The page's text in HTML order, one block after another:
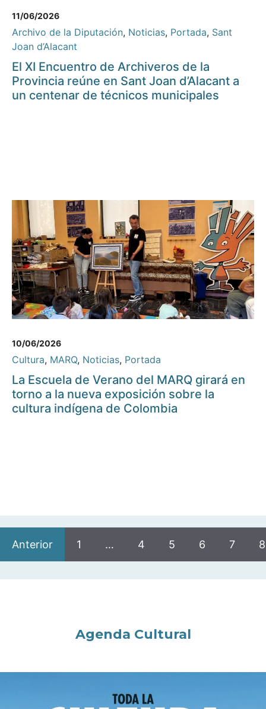
11/06/2026
Archivo de la Diputación, Noticias, Portada, Sant
Joan d’Alacant
El XI Encuentro de Archiveros de la
Provincia reúne en Sant Joan d’Alacant a
un centenar de técnicos municipales
10/06/2026
Cultura, MARQ, Noticias, Portada
La Escuela de Verano del MARQ girará en
torno a la nueva exposición sobre la
cultura indígena de Colombia
Anterior 1 … 4 5 6 7 8
Agenda Cultural